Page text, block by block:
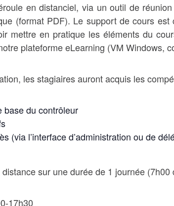
en distanciel, via un outil de
(format PDF). Le support de cours
mettre en pratique les éléments du
plateforme eLearning (VM Windows,
les stagiaires auront acquis les
base du contrôleur
(via l’interface d’administration ou de
sur une durée de 1 journée (7h00
17h30